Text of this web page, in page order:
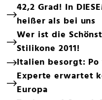
42,2 Grad! In
heißer als bei uns
Wer ist die
Stilikone 2011!
Italien besorgt:
Experte erwartet
Europa